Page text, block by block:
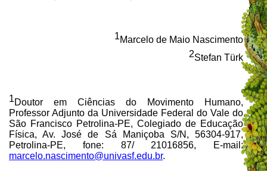
1Marcelo de Maio Nascimento
2Stefan Türk
1Doutor em Ciências do Movimento Humano,
Professor Adjunto da Universidade Federal do Vale do
São Francisco Petrolina-PE, Colegiado de Educação
Física, Av. José de Sá Maniçoba S/N, 56304-917,
Petrolina-PE, fone: 87/ 21016856, E-mail:
marcelo.nascimento@univasf.edu.br.